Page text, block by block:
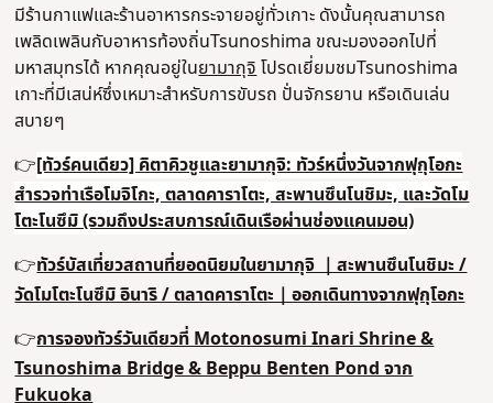
มีร้านกาแฟและร้านอาหารกระจายอยู่ทั่วเกาะ ดังนั้นคุณสามารถ
เพลิดเพลินกับอาหารท้องถิ่นTsunoshima ขณะมองออกไปที่
มหาสมุทรได้ หากคุณอยู่ในยามากุจิ โปรดเยี่ยมชมTsunoshima
เกาะที่มีเสน่ห์ซึ่งเหมาะสำหรับการขับรถ ปั่นจักรยาน หรือเดินเล่น
สบายๆ
👉[ทัวร์คนเดียว] คิตาคิวชูและยามากุจิ: ทัวร์หนึ่งวันจากฟุกุโอกะ
สำรวจท่าเรือโมจิโกะ, ตลาดคาราโตะ, สะพานซึนโนชิมะ, และวัดโม
โตะโนซึมิ (รวมถึงประสบการณ์เดินเรือผ่านช่องแคนมอน)
👉ทัวร์บัสเที่ยวสถานที่ยอดนิยมในยามากุจิ ｜สะพานซึนโนชิมะ /
วัดโมโตะโนซึมิ อินาริ / ตลาดคาราโตะ｜ออกเดินทางจากฟุกุโอกะ
👉การจองทัวร์วันเดียวที่ Motonosumi Inari Shrine &
Tsunoshima Bridge & Beppu Benten Pond จาก
Fukuoka